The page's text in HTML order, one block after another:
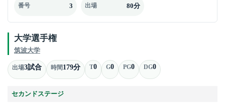
番号 3 出場 80分
大学選手権
筑波大学
出場3試合 時間179分 T0 G0 PG0 DG0
セカンドステージ